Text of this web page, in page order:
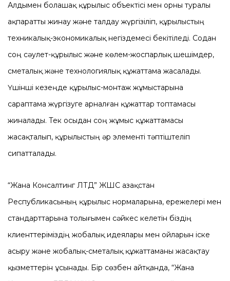
Алдымен болашақ құрылыс объектісі мен орны туралы
ақпаратты жинау және талдау жүргізіліп, құрылыстың
техникалық-экономикалық негіздемесі бекітіледі. Содан
соң сәулет-құрылыс және көлем-жоспарлық шешімдер,
сметалық және технологиялық құжаттама жасалады.
Үшінші кезеңде құрылыс-монтаж жұмыстарына
сараптама жүргізуге арналған құжаттар топтамасы
жиналады. Тек осыдан соң жұмыс құжаттамасы
жасақталып, құрылыстың әр элементі тәптіштеліп
сипатталады.
“Жана Консалтинг ЛТД” ЖШС Қазақстан
Республикасының құрылыс нормаларына, ережелері мен
стандарттарына толығымен сәйкес келетін біздің
клиенттеріміздің жобалық идеялары мен ойларын іске
асыру және жобалық-сметалық құжаттаманы жасақтау
қызметтерін ұсынады. Бір сөзбен айтқанда, “Жана